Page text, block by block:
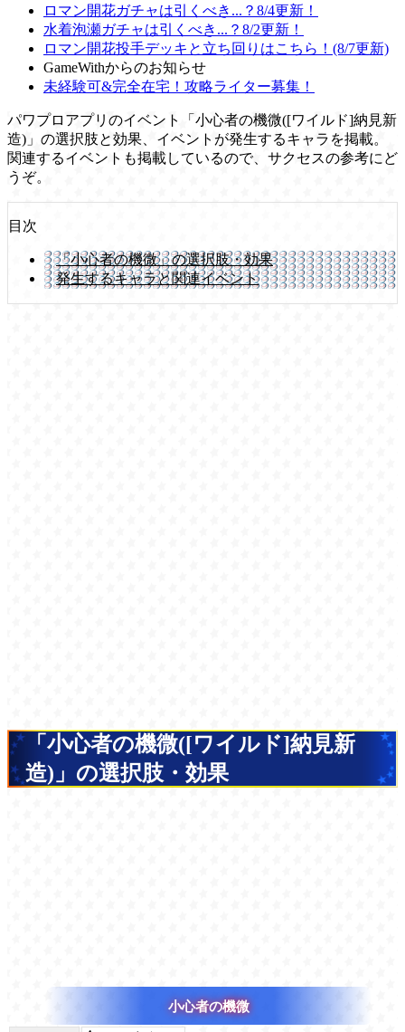
ロマン開花ガチャは引くべき...？8/4更新！
水着泡瀬ガチャは引くべき...？8/2更新！
ロマン開花投手デッキと立ち回りはこちら！(8/7更新)
GameWithからのお知らせ
未経験可&完全在宅！攻略ライター募集！
パワプロアプリのイベント「小心者の機微([ワイルド]納見新
造)」の選択肢と効果、イベントが発生するキャラを掲載。
関連するイベントも掲載しているので、サクセスの参考にど
うぞ。
目次
「小心者の機微」の選択肢・効果
発生するキャラと関連イベント
「小心者の機微([ワイルド]納見新
造)」の選択肢・効果
小心者の機微